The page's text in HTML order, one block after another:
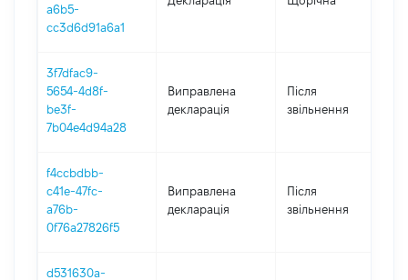
a6b5-
cc3d6d91a6a1
3f7dfac9-
5654-4d8f-
be3f-
7b04e4d94a28
Виправлена
декларація
Після
звільнення
f4ccbdbb-
c41e-47fc-
a76b-
0f76a27826f5
Виправлена
декларація
Після
звільнення
d531630a-